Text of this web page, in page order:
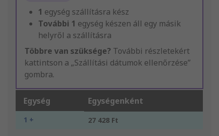
1 egység szállításra kész
További 1 egység készen áll egy másik
helyről a szállításra
Többre van szüksége? További részletekért
kattintson a „Szállítási dátumok ellenőrzése”
gombra.
Egység Egységenként
1 + 27 428 Ft